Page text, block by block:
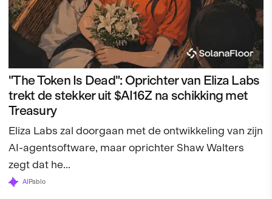
"The Token Is Dead": Oprichter van Eliza Labs
trekt de stekker uit $AI16Z na schikking met
Treasury
Eliza Labs zal doorgaan met de ontwikkeling van zijn
AI-agentsoftware, maar oprichter Shaw Walters
zegt dat he...
AI Pablo